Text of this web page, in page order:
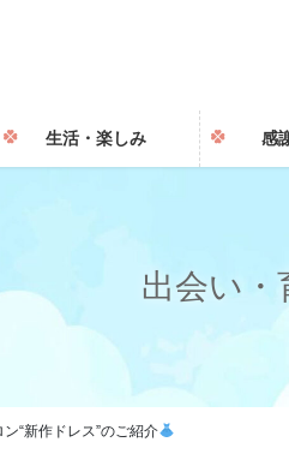
生活・楽しみ 感
出会い・
“新作ドレス”のご紹介